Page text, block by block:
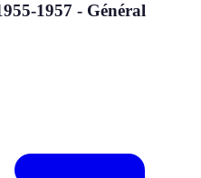
1957 - Général